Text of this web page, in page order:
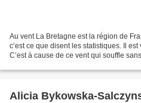
Au vent La Bretagne est la région de
c’est ce que disent les statistiques. Il
C’est à cause de ce vent qui souffle
Alicia Bykowska-